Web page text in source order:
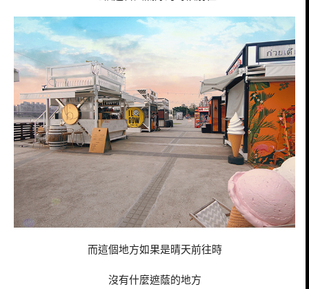
而這個地方如果是晴天前往時
沒有什麼遮蔭的地方